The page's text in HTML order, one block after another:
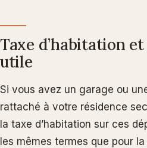
Taxe d’habitation
utile
Si vous avez un garage ou
rattaché à votre résidence
la taxe d’habitation sur ces
les mêmes termes que pour